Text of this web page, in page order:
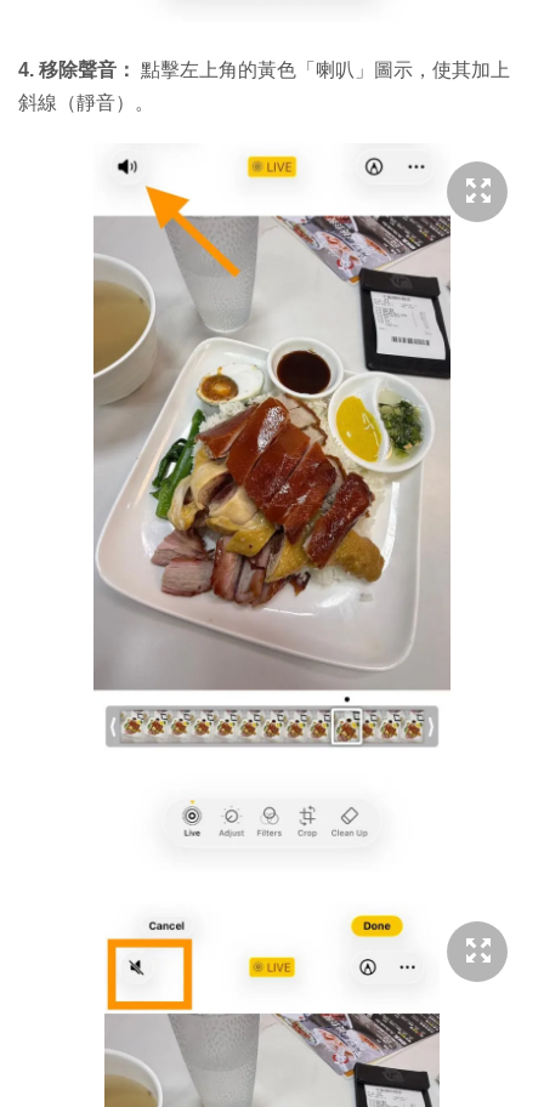
4. 移除聲音： 點擊左上角的黃色「喇叭」圖示，使其加上
斜線（靜音）。